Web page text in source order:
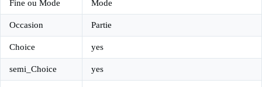
Fine ou Mode Mode
Occasion Partie
Choice yes
semi_Choice yes